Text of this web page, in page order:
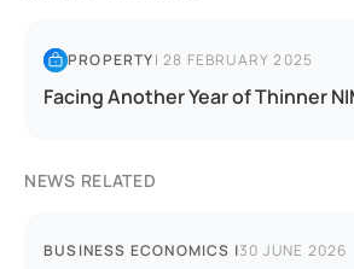
PROPERTY|28 FEBRUARY 2025
Facing Another Year of Thinner
NEWS RELATED
BUSINESS ECONOMICS |30 JUNE 2026